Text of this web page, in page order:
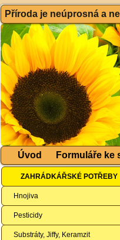
Příroda je neúprosná a
Úvod Formuláře ke
ZAHRÁDKÁŘSKÉ POTŘEBY
Hnojiva
Pesticidy
Substráty, Jiffy, Keramzit